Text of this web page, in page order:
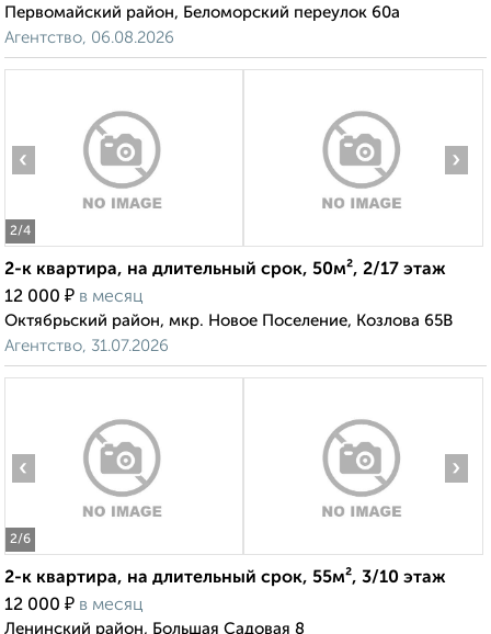
Первомайский район, Беломорский переулок 60а
Агентство, 06.08.2026
2/4
‹ ›
2-к квартира, на длительный срок, 50м², 2/17 этаж
12 000 ₽ в месяц
Октябрьский район, мкр. Новое Поселение, Козлова 65В
Агентство, 31.07.2026
2/6
‹ ›
2-к квартира, на длительный срок, 55м², 3/10 этаж
12 000 ₽ в месяц
Ленинский район, Большая Садовая 8